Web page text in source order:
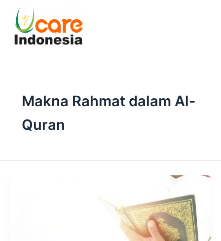
content
Makna Rahmat dalam Al-
Quran